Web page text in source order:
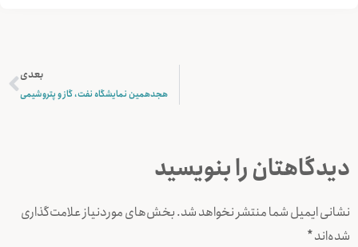
بعدی
هجدهمین نمایشگاه نفت، گاز و پتروشیمی
دیدگاهتان را بنویسید
نشانی ایمیل شما منتشر نخواهد شد.بخش‌های موردنیاز علامت‌گذاری
شده‌اند*